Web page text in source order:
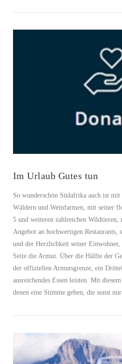
VIEW
Im Urlaub Gutes tun
So wunderschön Südafrika auch ist mit
Wäldern und Weinfarmen, mit seiner
5 und weiteren zahlreichen Wildtieren,
Angebot an hochwertigen
und der Herzlichkeit seiner Einwohner,
Seite die Armut. Über die Hälfte der
der offiziellen Armutsgrenze, ein
ausreichendes Essen leisten. Mit
denen eine Stimme geben, die sonst